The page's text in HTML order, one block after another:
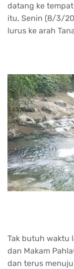
datang ke
itu, Senin (8/3/
lurus ke arah
Tak butuh waktu
dan Makam
dan terus